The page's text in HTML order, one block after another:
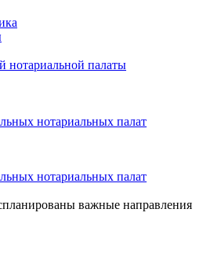
нотариальной палаты
нотариальных палат
нотариальных палат
важные направления